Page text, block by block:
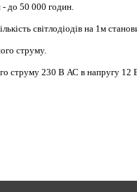
- до 50 000 годин.
світлодіодів на 1м
струму.
струму 230 В АС в напругу 12